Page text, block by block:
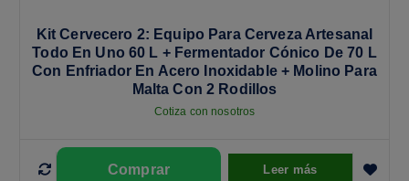
Kit Cervecero 2: Equipo Para Cerveza Artesanal
Todo En Uno 60 L + Fermentador Cónico De 70 L
Con Enfriador En Acero Inoxidable + Molino Para
Malta Con 2 Rodillos
Cotiza con nosotros
Leer más